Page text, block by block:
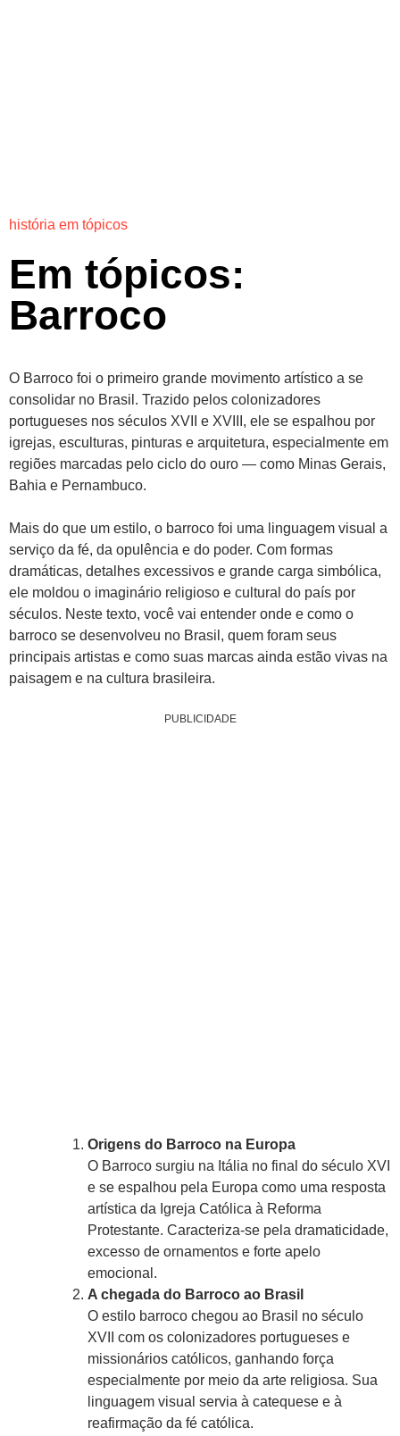
história em tópicos
Em tópicos:
Barroco
O Barroco foi o primeiro grande movimento artístico a se
consolidar no Brasil. Trazido pelos colonizadores
portugueses nos séculos XVII e XVIII, ele se espalhou por
igrejas, esculturas, pinturas e arquitetura, especialmente em
regiões marcadas pelo ciclo do ouro — como Minas Gerais,
Bahia e Pernambuco.
Mais do que um estilo, o barroco foi uma linguagem visual a
serviço da fé, da opulência e do poder. Com formas
dramáticas, detalhes excessivos e grande carga simbólica,
ele moldou o imaginário religioso e cultural do país por
séculos. Neste texto, você vai entender onde e como o
barroco se desenvolveu no Brasil, quem foram seus
principais artistas e como suas marcas ainda estão vivas na
paisagem e na cultura brasileira.
PUBLICIDADE
Origens do Barroco na Europa
O Barroco surgiu na Itália no final do século XVI
e se espalhou pela Europa como uma resposta
artística da Igreja Católica à Reforma
Protestante. Caracteriza-se pela dramaticidade,
excesso de ornamentos e forte apelo
emocional.
A chegada do Barroco ao Brasil
O estilo barroco chegou ao Brasil no século
XVII com os colonizadores portugueses e
missionários católicos, ganhando força
especialmente por meio da arte religiosa. Sua
linguagem visual servia à catequese e à
reafirmação da fé católica.